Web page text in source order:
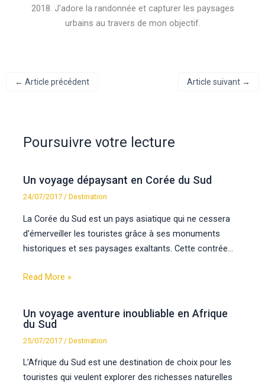
2018. J'adore la randonnée et capturer les paysages
urbains au travers de mon objectif.
← Article précédent Article suivant →
Poursuivre votre lecture
Un voyage dépaysant en Corée du Sud
24/07/2017/Destination
La Corée du Sud est un pays asiatique qui ne cessera
d’émerveiller les touristes grâce à ses monuments
historiques et ses paysages exaltants. Cette contrée…
Read More »
Un voyage aventure inoubliable en Afrique
du Sud
25/07/2017 /Destination
L’Afrique du Sud est une destination de choix pour les
touristes qui veulent explorer des richesses naturelles